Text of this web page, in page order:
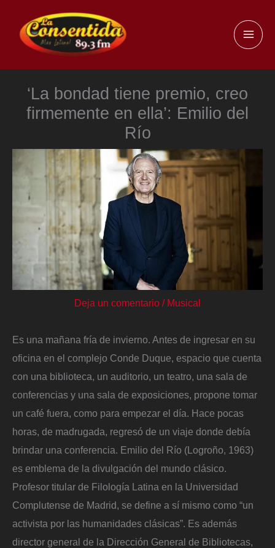
contenido
‘La bondad tiene premio, creo
firmemente en ella’: Emilio del
Río
Deja un comentario / Musical
Es una mañana fría de invierno. Antes de ingresar en su
oficina en el complejo Conde Duque, espacio que cuenta
con una biblioteca, un auditorio, un teatro, una sala de
conferencias y una sala de exposiciones, propone tomar
un café fuera, como para empezar el día. Hace pocas
horas, de madrugada, regresó de un viaje donde debía
brindar una conferencia. Emilio del Río (Logroño, 1963)
es emblema de la divulgación del mundo clásico.
Profesor titular de Filología Latina en la Universidad
Complutense de Madrid, se define a sí mismo como “un
activista por las humanidades clásicas”. Es además
director general de la Dirección General de Bibliotecas,